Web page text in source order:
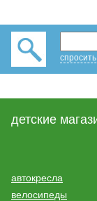
детские
автокресла
велосипеды